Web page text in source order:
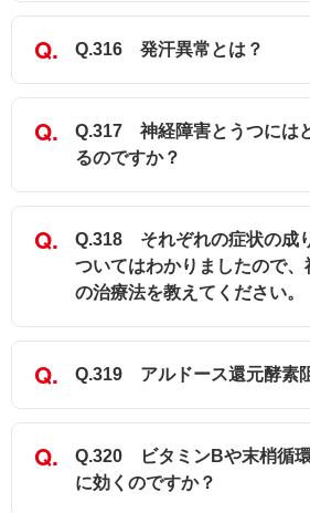
Q.316 発汗異常とは？
Q.317 神経障害とうつには
るのですか？
Q.318 それぞれの症状の成
ついてはわかりましたので
の治療法を教えてください。
Q.319 アルドース還元酵素
Q.320 ビタミンBや末梢循
に効くのですか？